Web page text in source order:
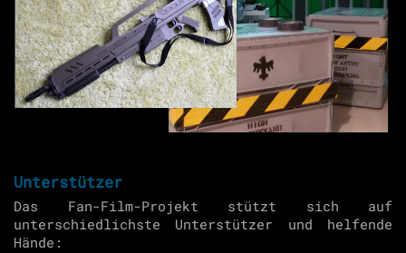
Unterstützer
Das Fan-Film-Projekt stützt sich auf
unterschiedlichste Unterstützer und helfende
Hände: